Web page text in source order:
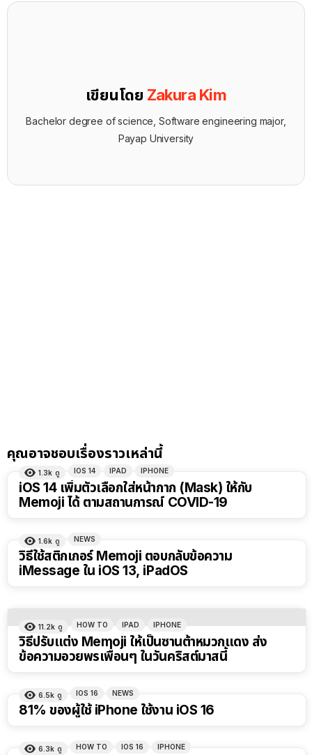
เขียนโดย Zakura Kim
Bachelor degree of science, Software engineering major,
Payap University
คุณอาจชอบเรื่องราวเหล่านี้
1.3k ดู IOS 14 IPAD IPHONE
iOS 14 เพิ่มตัวเลือกใส่หน้ากาก (Mask) ให้กับ
Memoji ได้ ตามสถานการณ์ COVID-19
1.6k ดู NEWS
วิธีใช้สติกเกอร์ Memoji ตอบกลับข้อความ
iMessage ใน iOS 13, iPadOS
11.2k ดู HOW TO IPAD IPHONE
วิธีปรับแต่ง Memoji ให้เป็นซานต้าหมวกแดง ส่ง
ข้อความอวยพรเพื่อนๆ ในวันคริสต์มาสนี้
6.5k ดู IOS 16 NEWS
81% ของผู้ใช้ iPhone ใช้งาน iOS 16
6.3k ดู HOW TO IOS 16 IPHONE